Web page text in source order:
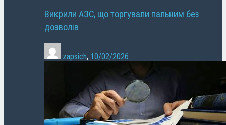
Викрили АЗС, що торгували пальним без
дозволів
zapsich, 10/02/2026